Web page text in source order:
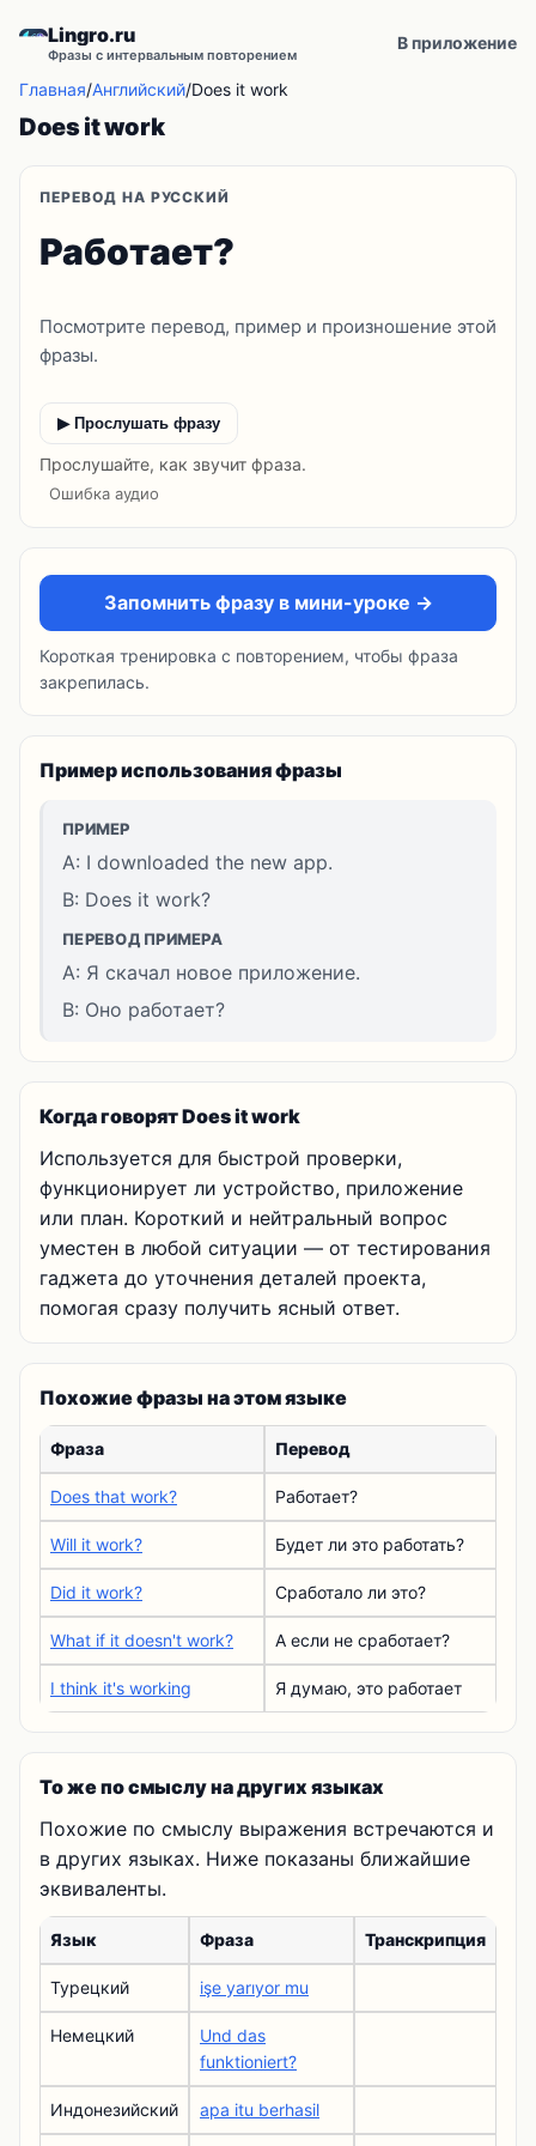
Lingro.ru
Фразы с интервальным повторением
В приложение
Главная/Английский/Does it work
Does it work
ПЕРЕВОД НА РУССКИЙ
Работает?
Посмотрите перевод, пример и произношение этой
фразы.
▶ Прослушать фразу
Прослушайте, как звучит фраза.
Ошибка аудио
Запомнить фразу в мини-уроке →
Короткая тренировка с повторением, чтобы фраза
закрепилась.
Пример использования фразы
ПРИМЕР
A: I downloaded the new app.
B: Does it work?
ПЕРЕВОД ПРИМЕРА
A: Я скачал новое приложение.
B: Оно работает?
Когда говорят Does it work
Используется для быстрой проверки,
функционирует ли устройство, приложение
или план. Короткий и нейтральный вопрос
уместен в любой ситуации — от тестирования
гаджета до уточнения деталей проекта,
помогая сразу получить ясный ответ.
Похожие фразы на этом языке
Фраза Перевод
Does that work? Работает?
Will it work? Будет ли это работать?
Did it work? Сработало ли это?
What if it doesn't work? А если не сработает?
I think it's working Я думаю, это работает
То же по смыслу на других языках
Похожие по смыслу выражения встречаются и
в других языках. Ниже показаны ближайшие
эквиваленты.
Язык Фраза Транскрипция
Турецкий işe yarıyor mu
Немецкий
Und das
funktioniert?
Индонезийский apa itu berhasil